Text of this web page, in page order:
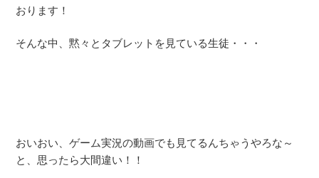
おります！
そんな中、黙々とタブレットを見ている生徒・・・
おいおい、ゲーム実況の動画でも見てるんちゃうやろな～
と、思ったら大間違い！！